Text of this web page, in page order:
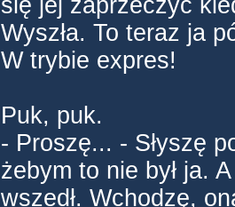
się jej zaprzeczyć
Wyszła. To teraz ja
W trybie expres!
Puk, puk.
- Proszę... - Słyszę
żebym to nie był ja.
wszedł. Wchodzę,